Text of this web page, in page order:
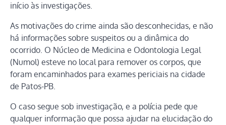
início às investigações.
As motivações do crime ainda são desconhecidas, e não
há informações sobre suspeitos ou a dinâmica do
ocorrido. O Núcleo de Medicina e Odontologia Legal
(Numol) esteve no local para remover os corpos, que
foram encaminhados para exames periciais na cidade
de Patos-PB.
O caso segue sob investigação, e a polícia pede que
qualquer informação que possa ajudar na elucidação do